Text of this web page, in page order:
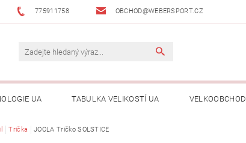
775911758 OBCHOD@WEBERSPORT.CZ
UA TABULKA VELIKOSTÍ UA VELKOOBCHOD
Trička JOOLA Tričko SOLSTICE